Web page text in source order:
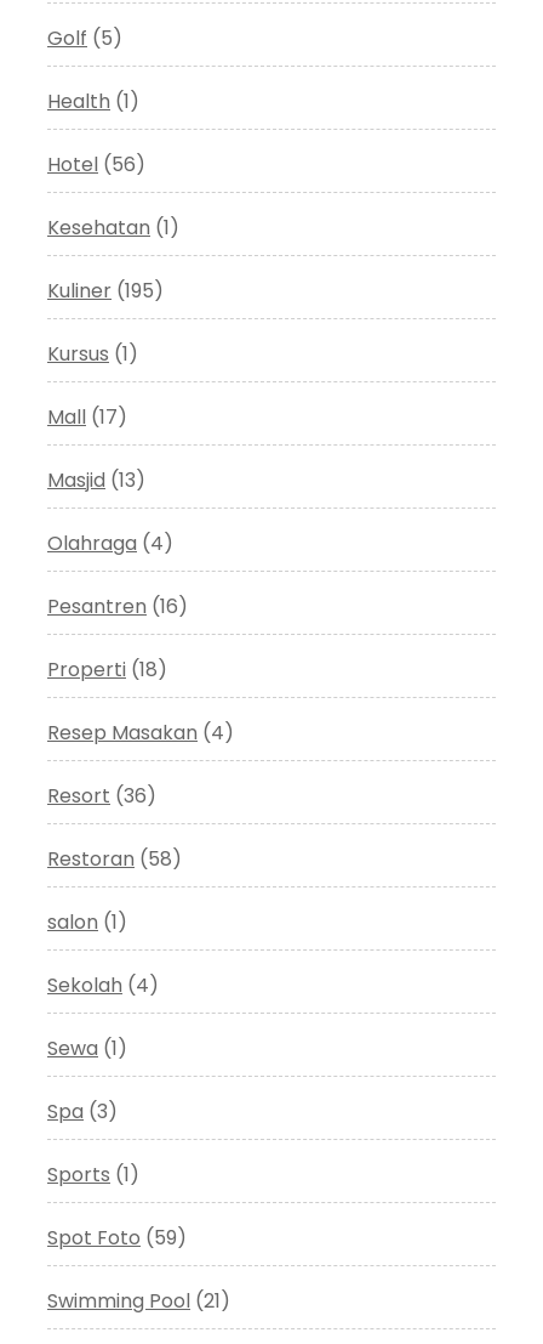
Golf (5)
Health (1)
Hotel (56)
Kesehatan (1)
Kuliner (195)
Kursus (1)
Mall (17)
Masjid (13)
Olahraga (4)
Pesantren (16)
Properti (18)
Resep Masakan (4)
Resort (36)
Restoran (58)
salon (1)
Sekolah (4)
Sewa (1)
Spa (3)
Sports (1)
Spot Foto (59)
Swimming Pool (21)